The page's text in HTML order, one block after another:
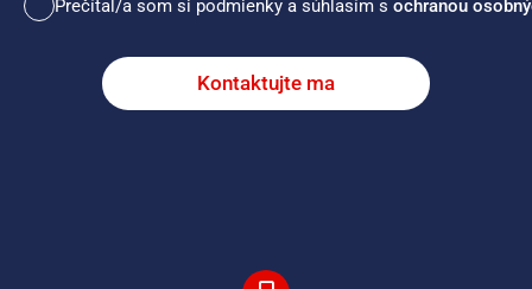
Prečítal/a som si podmienky a súhlasím sochranou
Kontaktujte ma